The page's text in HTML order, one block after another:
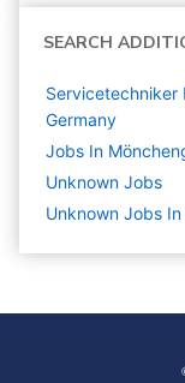
SEARCH
Servicetechniker
Germany
Jobs In
Unknown Jobs
Unknown Jobs